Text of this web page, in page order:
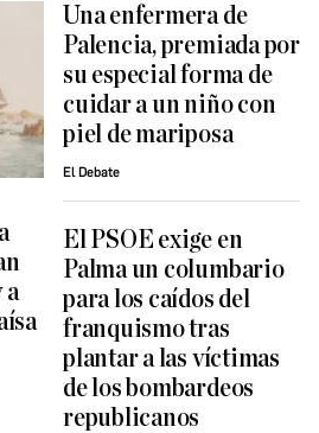
a
Una enfermera de
Palencia, premiada por
su especial forma de
cuidar a un niño con
piel de mariposa
El Debate
El PSOE exige en
Palma un columbario
para los caídos del
franquismo tras
plantar a las víctimas
de los bombardeos
republicanos